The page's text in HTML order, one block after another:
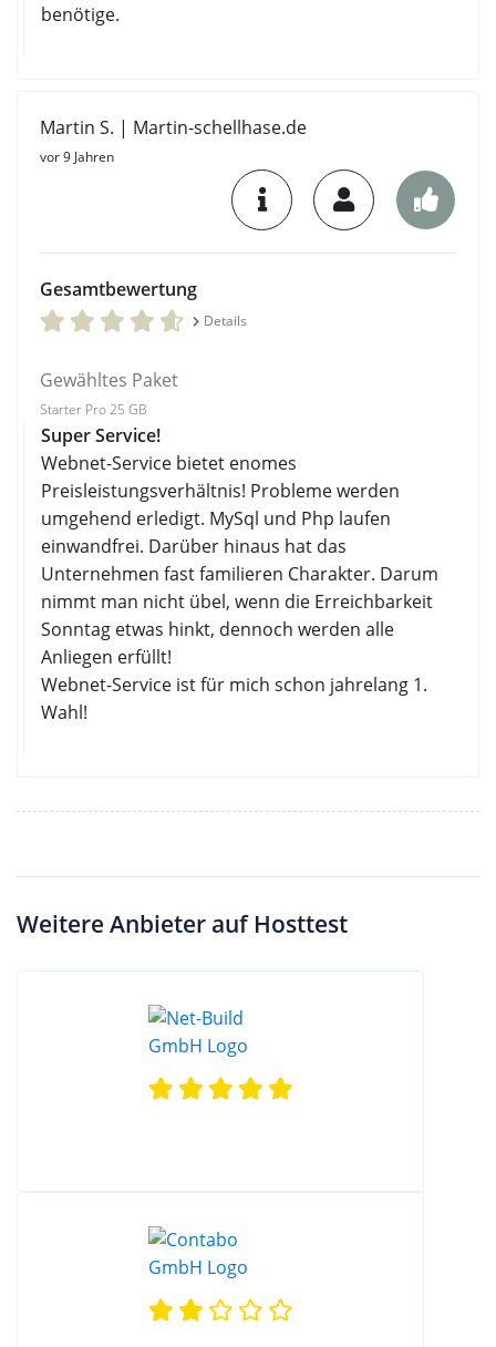
benötige.
Martin S. | Martin-schellhase.de
vor 9 Jahren
Gesamtbewertung
Details
Gewähltes Paket
Starter Pro 25 GB
Super Service!
Webnet-Service bietet enomes
Preisleistungsverhältnis! Probleme werden
umgehend erledigt. MySql und Php laufen
einwandfrei. Darüber hinaus hat das
Unternehmen fast familieren Charakter. Darum
nimmt man nicht übel, wenn die Erreichbarkeit
Sonntag etwas hinkt, dennoch werden alle
Anliegen erfüllt!
Webnet-Service ist für mich schon jahrelang 1.
Wahl!
Weitere Anbieter auf Hosttest